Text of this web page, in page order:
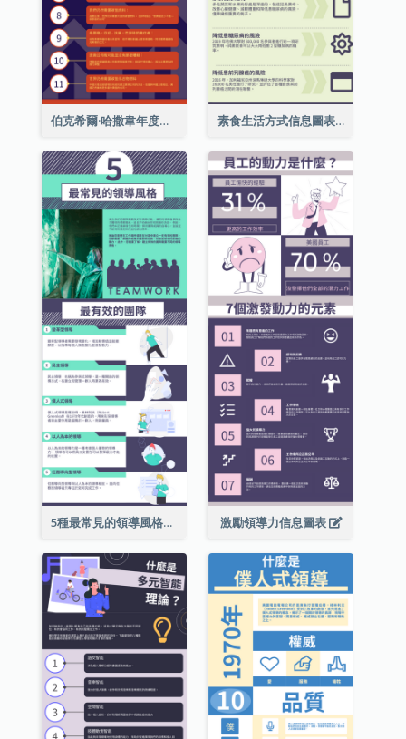
伯克希爾·哈撒韋年度股東大會的11個要點 素食生活方式信息圖表
5種最常見的領導風格信息圖表 激勵領導力信息圖表